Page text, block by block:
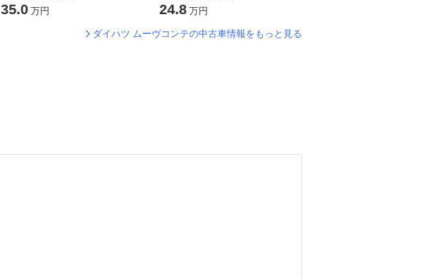
35.0 万円 24.8 万円
ダイハツ ムーヴコンテの中古車情報をもっと見る